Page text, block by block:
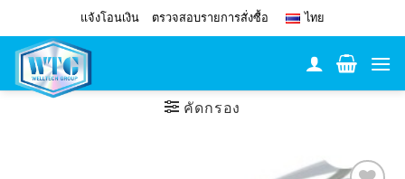
to
content
แจ้งโอนเงิน ตรวจสอบรายการสั่งซื้อ ไทย
คัดกรอง